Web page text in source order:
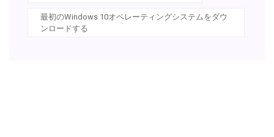
最初のWindows 10オペレーティングシステムをダウ
ンロードする